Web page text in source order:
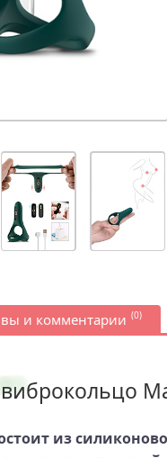
и комментарии (0)
из